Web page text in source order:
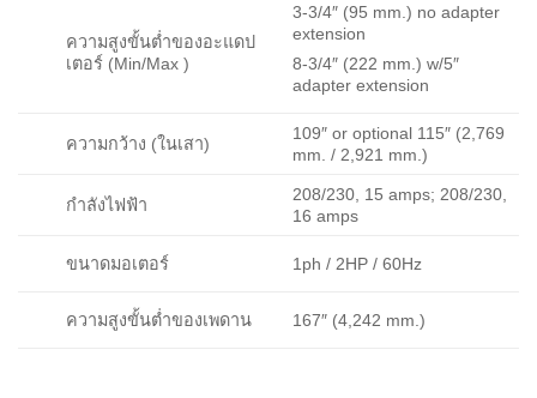
ความสูงขั้นต่ำของอะแดป
เตอร์ (Min/Max )
3-3/4″ (95 mm.) no adapter
extension
8-3/4″ (222 mm.) w/5″
adapter extension
ความกว้าง (ในเสา)
109″ or optional 115″ (2,769
mm. / 2,921 mm.)
กำลังไฟฟ้า
208/230, 15 amps; 208/230,
16 amps
ขนาดมอเตอร์ 1ph / 2HP / 60Hz
ความสูงขั้นต่ำของเพดาน 167″ (4,242 mm.)